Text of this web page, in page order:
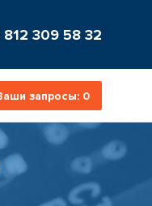
812 309 58 32
запросы: 0